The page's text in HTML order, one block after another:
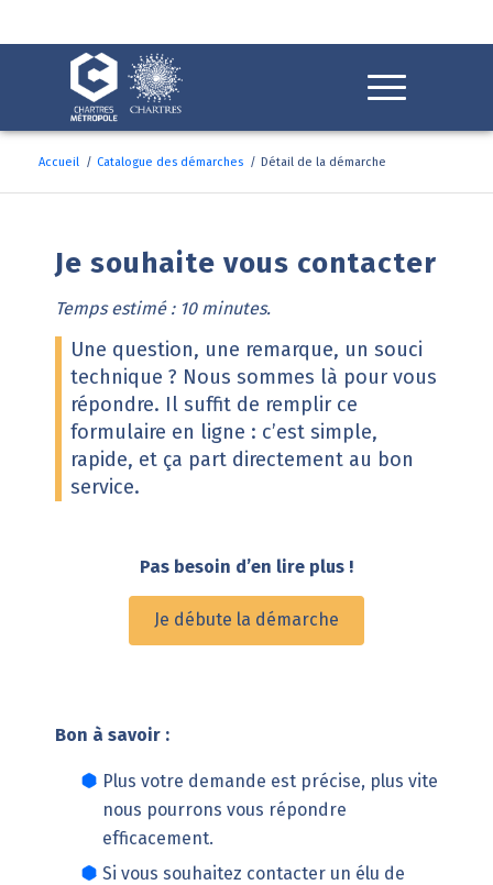
chat
Accueil / Catalogue des démarches / Détail de la démarche
Détail de la démarche
Je souhaite vous contacter
Temps estimé : 10 minutes.
Une question, une remarque, un souci
technique ? Nous sommes là pour vous
répondre. Il suffit de remplir ce
formulaire en ligne : c’est simple,
rapide, et ça part directement au bon
service.
Pas besoin d’en lire plus !
Je débute la démarche
Bon à savoir :
Plus votre demande est précise, plus vite
nous pourrons vous répondre
efficacement.
Si vous souhaitez contacter un élu de